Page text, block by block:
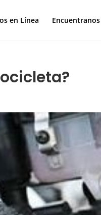
en Línea Encuentranos